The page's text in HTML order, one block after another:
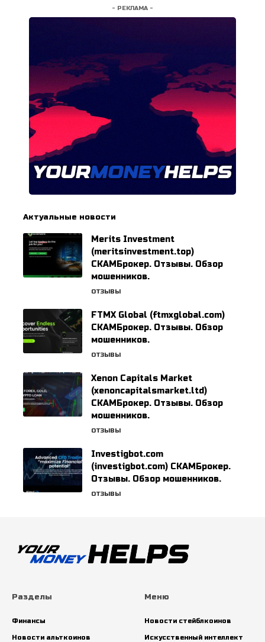
- РЕКЛАМА -
Актуальные новости
Merits Investment
(meritsinvestment.top)
СКАМБрокер. Отзывы. Обзор
мошенников.
ОТЗЫВЫ
FTMX Global (ftmxglobal.com)
СКАМБрокер. Отзывы. Обзор
мошенников.
ОТЗЫВЫ
Xenon Capitals Market
(xenoncapitalsmarket.ltd)
СКАМБрокер. Отзывы. Обзор
мошенников.
ОТЗЫВЫ
Investigbot.com
(investigbot.com) СКАМБрокер.
Отзывы. Обзор мошенников.
ОТЗЫВЫ
Разделы
Финансы
Новости альткоинов
Меню
Новости стейблкоинов
Искусственный интеллект